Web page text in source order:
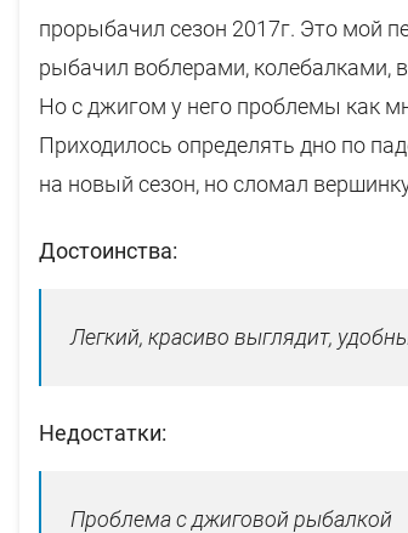
прорыбачил сезон 2017г. Это мой
рыбачил воблерами, колебалками,
Но с джигом у него проблемы как
Приходилось определять дно по
на новый сезон, но сломал
Достоинства:
Легкий, красиво выглядит,
Недостатки:
Проблема с джиговой рыбалкой